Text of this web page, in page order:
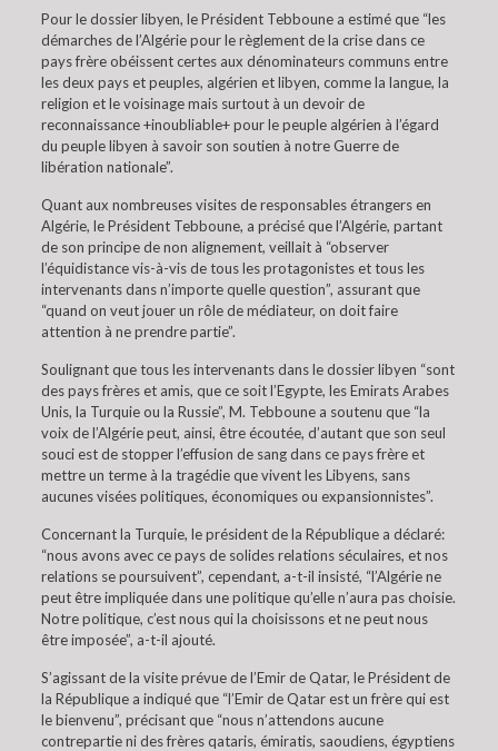
Pour le dossier libyen, le Président Tebboune a estimé que “les
démarches de l’Algérie pour le règlement de la crise dans ce
pays frère obéissent certes aux dénominateurs communs entre
les deux pays et peuples, algérien et libyen, comme la langue, la
religion et le voisinage mais surtout à un devoir de
reconnaissance +inoubliable+ pour le peuple algérien à l’égard
du peuple libyen à savoir son soutien à notre Guerre de
libération nationale”.
Quant aux nombreuses visites de responsables étrangers en
Algérie, le Président Tebboune, a précisé que l’Algérie, partant
de son principe de non alignement, veillait à “observer
l’équidistance vis-à-vis de tous les protagonistes et tous les
intervenants dans n’importe quelle question”, assurant que
“quand on veut jouer un rôle de médiateur, on doit faire
attention à ne prendre partie”.
Soulignant que tous les intervenants dans le dossier libyen “sont
des pays frères et amis, que ce soit l’Egypte, les Emirats Arabes
Unis, la Turquie ou la Russie”, M. Tebboune a soutenu que “la
voix de l’Algérie peut, ainsi, être écoutée, d’autant que son seul
souci est de stopper l’effusion de sang dans ce pays frère et
mettre un terme à la tragédie que vivent les Libyens, sans
aucunes visées politiques, économiques ou expansionnistes”.
Concernant la Turquie, le président de la République a déclaré:
“nous avons avec ce pays de solides relations séculaires, et nos
relations se poursuivent”, cependant, a-t-il insisté, “l’Algérie ne
peut être impliquée dans une politique qu’elle n’aura pas choisie.
Notre politique, c’est nous qui la choisissons et ne peut nous
être imposée”, a-t-il ajouté.
S’agissant de la visite prévue de l’Emir de Qatar, le Président de
la République a indiqué que “l’Emir de Qatar est un frère qui est
le bienvenu”, précisant que “nous n’attendons aucune
contrepartie ni des frères qataris, émiratis, saoudiens, égyptiens